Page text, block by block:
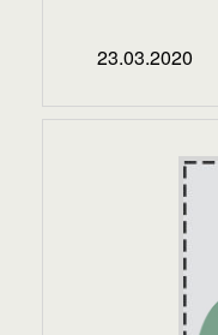
23.03.2020